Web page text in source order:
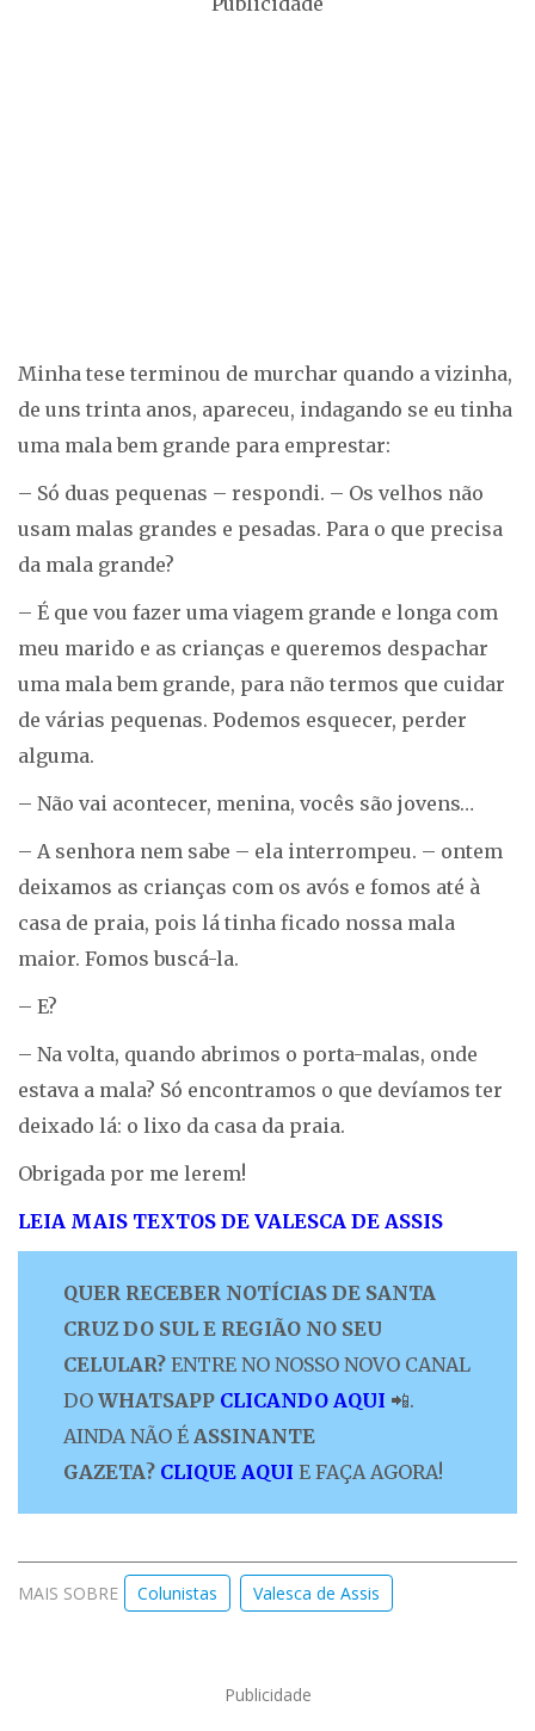
Minha tese terminou de murchar quando a vizinha,
de uns trinta anos, apareceu, indagando se eu tinha
uma mala bem grande para emprestar:
– Só duas pequenas – respondi. – Os velhos não
usam malas grandes e pesadas. Para o que precisa
da mala grande?
– É que vou fazer uma viagem grande e longa com
meu marido e as crianças e queremos despachar
uma mala bem grande, para não termos que cuidar
de várias pequenas. Podemos esquecer, perder
alguma.
– Não vai acontecer, menina, vocês são jovens…
– A senhora nem sabe – ela interrompeu. – ontem
deixamos as crianças com os avós e fomos até à
casa de praia, pois lá tinha ficado nossa mala
maior. Fomos buscá-la.
– E?
– Na volta, quando abrimos o porta-malas, onde
estava a mala? Só encontramos o que devíamos ter
deixado lá: o lixo da casa da praia.
Obrigada por me lerem!
LEIA MAIS TEXTOS DE VALESCA DE ASSIS
QUER RECEBER NOTÍCIAS DE SANTA
CRUZ DO SUL E REGIÃO NO SEU
CELULAR? ENTRE NO NOSSO NOVO CANAL
DO WHATSAPP CLICANDO AQUI 📲.
AINDA NÃO É ASSINANTE
GAZETA? CLIQUE AQUI E FAÇA AGORA!
MAIS SOBRE Colunistas Valesca de Assis
Publicidade